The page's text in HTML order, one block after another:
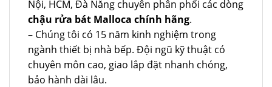
Nội, HCM, Đà Nẵng chuyên phân phối các dòng
chậu rửa bát Malloca chính hãng.
– Chúng tôi có 15 năm kinh nghiệm trong
ngành thiết bị nhà bếp. Đội ngũ kỹ thuật có
chuyên môn cao, giao lắp đặt nhanh chóng,
bảo hành dài lâu.